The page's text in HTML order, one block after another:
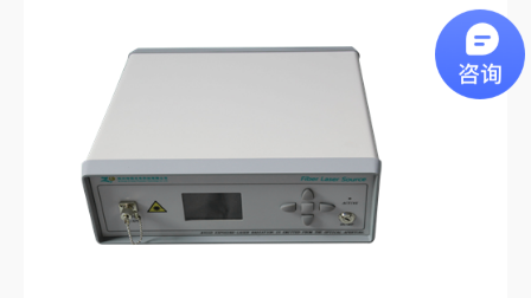
隔离度、快速响应及军工级可靠性，正在重构光网络的基础架
构。从光网络保护到量子通信，从数据中心互联到工业传感，四
川梓冠光电这款产品以“机械精度+光学性能”的双重...